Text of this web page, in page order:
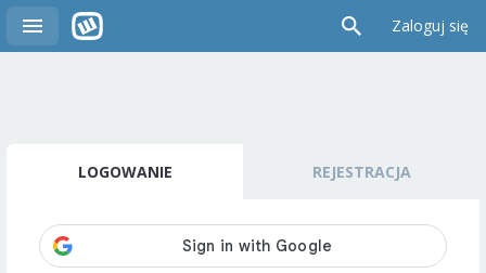
Zaloguj się
LOGOWANIE REJESTRACJA